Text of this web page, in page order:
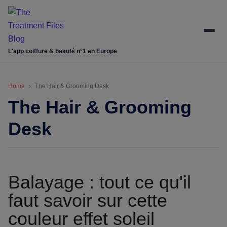
Skip
content
Skip
Skip
sidebar
Skip
L'app coiffure & beauté n°1 en Europe
Home The Hair & Grooming Desk
The Hair & Grooming
Desk
Balayage : tout ce qu'il
faut savoir sur cette
couleur effet soleil